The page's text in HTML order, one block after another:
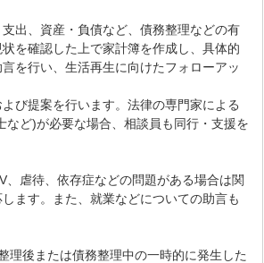
出、資産・負債など、債務整理などの有
を確認した上で家計簿を作成し、具体的
を行い、生活再生に向けたフォローアッ
び提案を行います。法律の専門家による
など)が必要な場合、相談員も同行・支援を
虐待、依存症などの問題がある場合は関
ます。また、就業などについての助言も
または債務整理中の一時的に発生した